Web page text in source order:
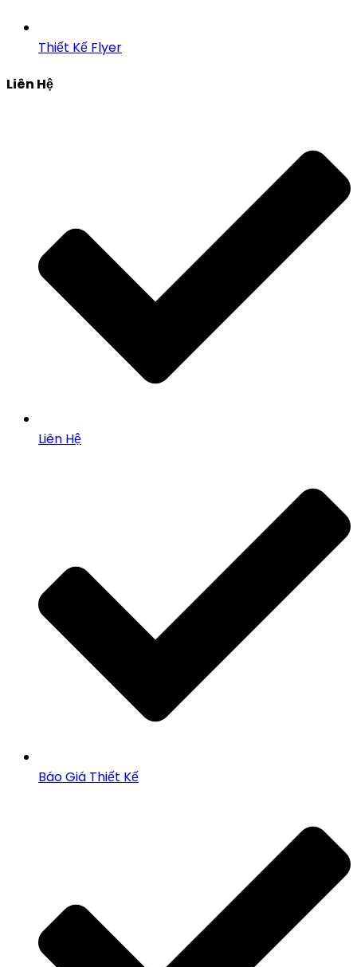
Thiết Kế Flyer
Liên Hệ
Liên Hệ
Báo Giá Thiết Kế